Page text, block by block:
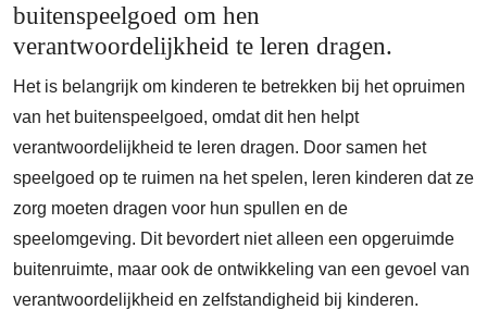
buitenspeelgoed om hen
verantwoordelijkheid te leren dragen.
Het is belangrijk om kinderen te betrekken bij het opruimen
van het buitenspeelgoed, omdat dit hen helpt
verantwoordelijkheid te leren dragen. Door samen het
speelgoed op te ruimen na het spelen, leren kinderen dat ze
zorg moeten dragen voor hun spullen en de
speelomgeving. Dit bevordert niet alleen een opgeruimde
buitenruimte, maar ook de ontwikkeling van een gevoel van
verantwoordelijkheid en zelfstandigheid bij kinderen.